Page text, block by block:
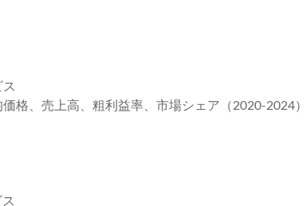
格、売上高、粗利益率、市場シェア（2020-2024）